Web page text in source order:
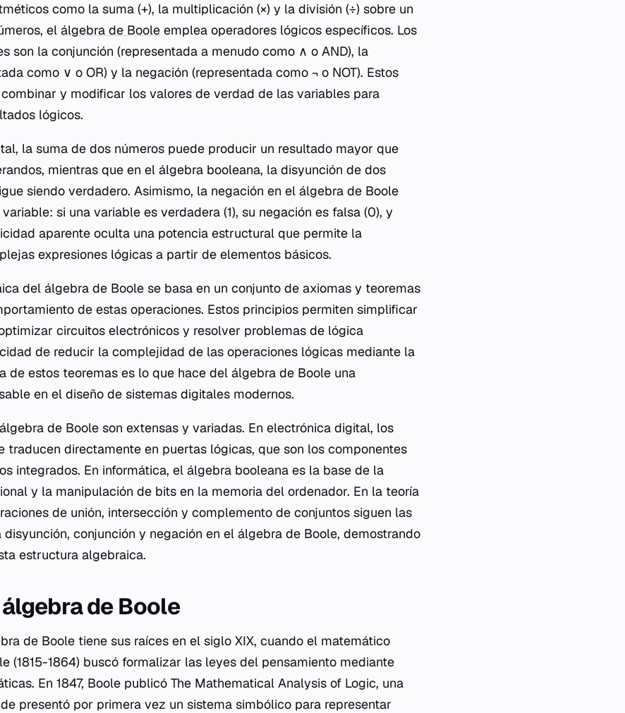
como la suma (+), la multiplicación (×) y la división (÷) sobre un
el álgebra de Boole emplea operadores lógicos específicos. Los
son la conjunción (representada a menudo como ∧ o AND), la
como ∨ o OR) y la negación (representada como ¬ o NOT). Estos
y modificar los valores de verdad de las variables para
lógicos.
la suma de dos números puede producir un resultado mayor que
mientras que en el álgebra booleana, la disyunción de dos
siendo verdadero. Asimismo, la negación en el álgebra de Boole
si una variable es verdadera (1), su negación es falsa (0), y
aparente oculta una potencia estructural que permite la
expresiones lógicas a partir de elementos básicos.
del álgebra de Boole se basa en un conjunto de axiomas y teoremas
de estas operaciones. Estos principios permiten simplificar
circuitos electrónicos y resolver problemas de lógica
de reducir la complejidad de las operaciones lógicas mediante la
de estos teoremas es lo que hace del álgebra de Boole una
en el diseño de sistemas digitales modernos.
de Boole son extensas y variadas. En electrónica digital, los
traducen directamente en puertas lógicas, que son los componentes
integrados. En informática, el álgebra booleana es la base de la
y la manipulación de bits en la memoria del ordenador. En la teoría
de unión, intersección y complemento de conjuntos siguen las
conjunción y negación en el álgebra de Boole, demostrando
estructura algebraica.
de Boole
de Boole tiene sus raíces en el siglo XIX, cuando el matemático
(1815-1864) buscó formalizar las leyes del pensamiento mediante
En 1847, Boole publicó The Mathematical Analysis of Logic, una
presentó por primera vez un sistema simbólico para representar